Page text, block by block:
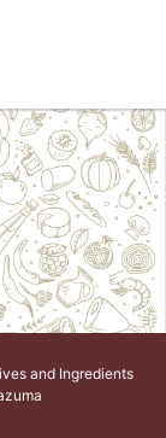
and Ingredients